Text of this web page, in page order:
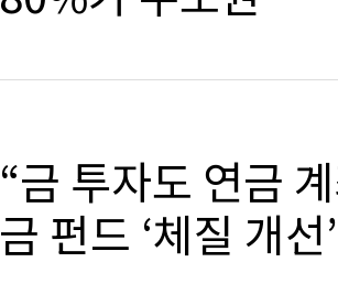
“금 투자도 연금
금 펀드 ‘체질 개선’